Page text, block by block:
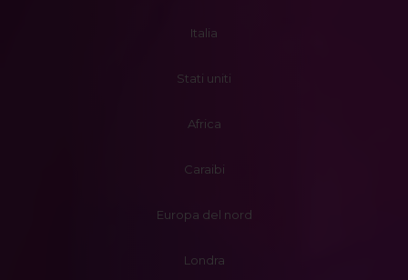
Italia
Stati uniti
Africa
Caraibi
Europa del nord
Londra